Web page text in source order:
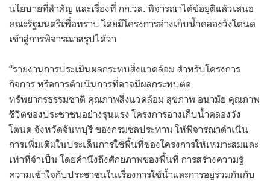
นโยบายที่สำคัญ และเรื่องที่ กก.วล. พิจารณาได้ข้อยุติแล้วเสนอ
คณะรัฐมนตรีเพื่อทราบ โดยมีโครงการอ่างเก็บน้ำคลองวังโตนด
เข้าสู่การพิจารณาสรุปได้ว่า
“รายงานการประเมินผลกระทบสิ่งแวดล้อม สำหรับโครงการ
กิจการ หรือการดำเนินการที่อาจมีผลกระทบต่อ
ทรัพยากรธรรมชาติ คุณภาพสิ่งแวดล้อม สุขภาพ อนามัย คุณภาพ
ชีวิตของประชาชนอย่างรุนแรง โครงการอ่างเก็บน้ำคลองวัง
โตนด จังหวัดจันทบุรี ของกรมชลประทาน ให้พิจารณาดำเนิน
การเพิ่มเติมในประเด็นการใช้พื้นที่ของโครงการให้เหมาะสมและ
เท่าที่จำเป็น โดยคำนึงถึงศักยภาพของพื้นที่ การสร้างความรู้
ความเข้าใจกับประชาชนในเรื่องการใช้น้ำและการอยู่ร่วมกันกับ